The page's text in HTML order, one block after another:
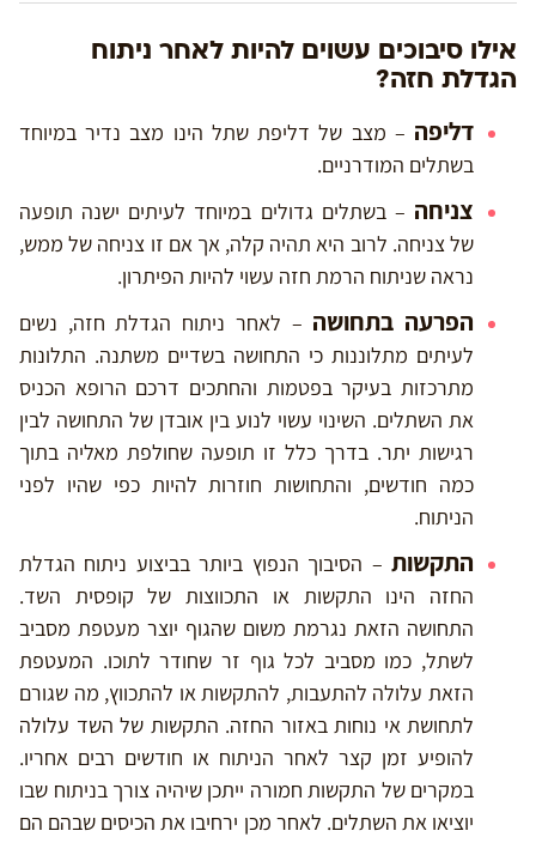
אילו סיבוכים עשוים להיות לאחר ניתוח
הגדלת חזה?
דליפה – מצב של דליפת שתל הינו מצב נדיר במיוחד
בשתלים המודרניים.
צניחה – בשתלים גדולים במיוחד לעיתים ישנה תופעה
של צניחה. לרוב היא תהיה קלה, אך אם זו צניחה של ממש,
נראה שניתוח הרמת חזה עשוי להיות הפיתרון.
הפרעה בתחושה – לאחר ניתוח הגדלת חזה, נשים
לעיתים מתלוננות כי התחושה בשדיים משתנה. התלונות
מתרכזות בעיקר בפטמות והחתכים דרכם הרופא הכניס
את השתלים. השינוי עשוי לנוע בין אובדן של התחושה לבין
רגישות יתר. בדרך כלל זו תופעה שחולפת מאליה בתוך
כמה חודשים, והתחושות חוזרות להיות כפי שהיו לפני
הניתוח.
התקשות – הסיבוך הנפוץ ביותר בביצוע ניתוח הגדלת
החזה הינו התקשות או התכווצות של קופסית השד.
התחושה הזאת נגרמת משום שהגוף יוצר מעטפת מסביב
לשתל, כמו מסביב לכל גוף זר שחודר לתוכו. המעטפת
הזאת עלולה להתעבות, להתקשות או להתכווץ, מה שגורם
לתחושת אי נוחות באזור החזה. התקשות של השד עלולה
להופיע זמן קצר לאחר הניתוח או חודשים רבים אחריו.
במקרים של התקשות חמורה ייתכן שיהיה צורך בניתוח שבו
יוציאו את השתלים. לאחר מכן ירחיבו את הכיסים שבהם הם